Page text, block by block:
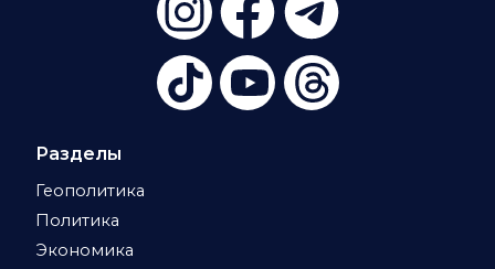
Разделы
Геополитика
Политика
Экономика